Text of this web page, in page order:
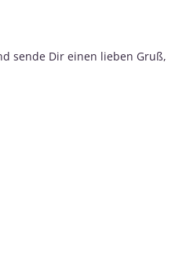
sende Dir einen lieben Gruß,